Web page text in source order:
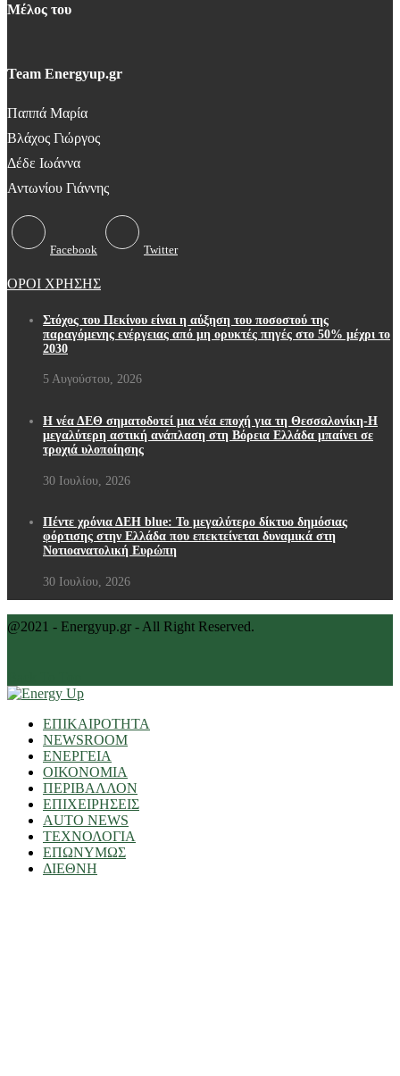
Μέλος του
Team Energyup.gr
Παππά Μαρία
Βλάχος Γιώργος
Δέδε Ιωάννα
Αντωνίου Γιάννης
Facebook Twitter
ΟΡΟΙ ΧΡΗΣΗΣ
Στόχος του Πεκίνου είναι η αύξηση του ποσοστού της
παραγόμενης ενέργειας από μη ορυκτές πηγές στο 50% μέχρι το
2030
5 Αυγούστου, 2026
Η νέα ΔΕΘ σηματοδοτεί μια νέα εποχή για τη Θεσσαλονίκη-Η
μεγαλύτερη αστική ανάπλαση στη Βόρεια Ελλάδα μπαίνει σε
τροχιά υλοποίησης
30 Ιουλίου, 2026
Πέντε χρόνια ΔΕΗ blue: Το μεγαλύτερο δίκτυο δημόσιας
φόρτισης στην Ελλάδα που επεκτείνεται δυναμικά στη
Νοτιοανατολική Ευρώπη
30 Ιουλίου, 2026
@2021 - Energyup.gr - All Right Reserved.
ΕΠΙΚΑΙΡΟΤΗΤΑ
NEWSROOM
ΕΝΕΡΓΕΙΑ
ΟΙΚΟΝΟΜΙΑ
ΠΕΡΙΒΑΛΛΟΝ
ΕΠΙΧΕΙΡΗΣΕΙΣ
AUTO NEWS
ΤΕΧΝΟΛΟΓΙΑ
ΕΠΩΝΥΜΩΣ
ΔΙΕΘΝΗ